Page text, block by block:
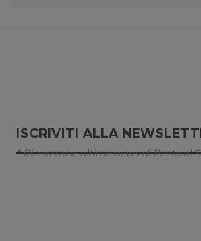
ISCRIVITI ALLA
* Riceverai le ultime news di Resto al